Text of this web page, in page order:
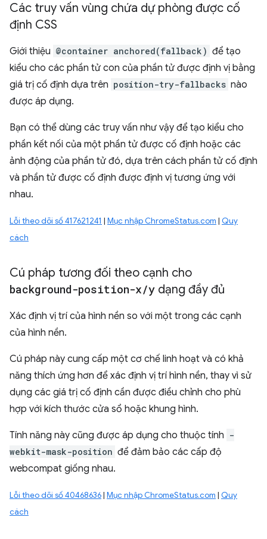
Các truy vấn vùng chứa dự phòng được cố
định CSS
Giới thiệu @container anchored(fallback) để tạo
kiểu cho các phần tử con của phần tử được định vị bằng
giá trị cố định dựa trên position-try-fallbacks nào
được áp dụng.
Bạn có thể dùng các truy vấn như vậy để tạo kiểu cho
phần kết nối của một phần tử được cố định hoặc các
ảnh động của phần tử đó, dựa trên cách phần tử cố định
và phần tử được cố định được định vị tương ứng với
nhau.
Lỗi theo dõi số 417621241 | Mục nhập ChromeStatus.com | Quy
cách
Cú pháp tương đối theo cạnh cho
background-position-x/y dạng đầy đủ
Xác định vị trí của hình nền so với một trong các cạnh
của hình nền.
Cú pháp này cung cấp một cơ chế linh hoạt và có khả
năng thích ứng hơn để xác định vị trí hình nền, thay vì sử
dụng các giá trị cố định cần được điều chỉnh cho phù
hợp với kích thước cửa sổ hoặc khung hình.
Tính năng này cũng được áp dụng cho thuộc tính -
webkit-mask-position để đảm bảo các cấp độ
webcompat giống nhau.
Lỗi theo dõi số 40468636| Mục nhập ChromeStatus.com | Quy
cách